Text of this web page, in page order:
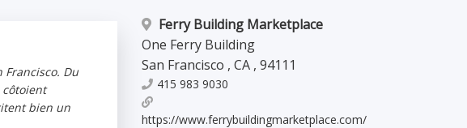
Du
côtoient
bien un
Ferry Building Marketplace
One Ferry Building
San Francisco , CA , 94111
415 983 9030
https://www.ferrybuildingmarketplace.com/